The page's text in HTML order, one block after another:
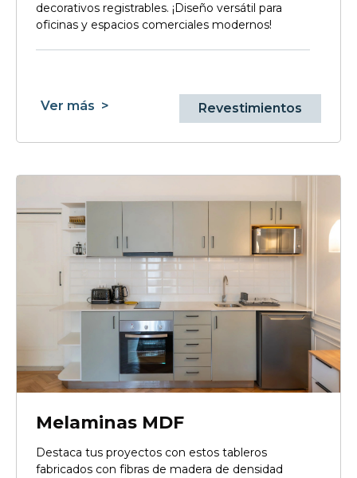
decorativos registrables. ¡Diseño versátil para
oficinas y espacios comerciales modernos!
Ver más > Revestimientos
Melaminas MDF
Destaca tus proyectos con estos tableros
fabricados con fibras de madera de densidad